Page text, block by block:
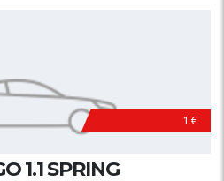
1 €
1.1 SPRING